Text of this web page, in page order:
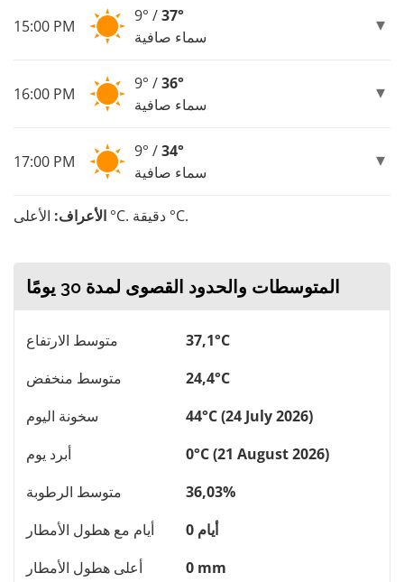
15:00 PM
9° /37°
سماء صافية
16:00 PM
9° /36°
سماء صافية
17:00 PM
9° /34°
سماء صافية
الأعراف: الأعلى °C. دقيقة °C.
المتوسطات والحدود القصوى لمدة 30 يومًا
متوسط ​​الارتفاع
37,1°C
متوسط ​​منخفض
24,4°C
سخونة اليوم
44°C (24 July 2026)
أبرد يوم
0°C (21 August 2026)
متوسط ​​الرطوبة
36,03%
أيام مع هطول الأمطار
0 أيام
أعلى هطول الأمطار
0 mm